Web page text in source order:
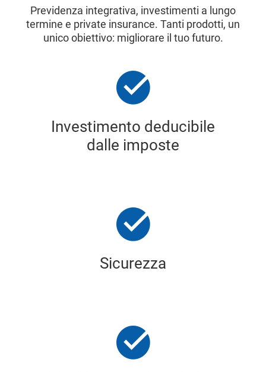
Previdenza integrativa, investimenti a lungo
termine e private insurance. Tanti prodotti, un
unico obiettivo: migliorare il tuo futuro.
Investimento deducibile
dalle imposte
Sicurezza